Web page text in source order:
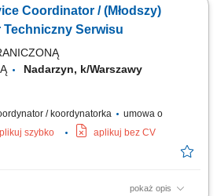
prac, organizacja przeglądów,
z podwykonawcami i dostawcami,
Coordinator / (Młodszy)
Serwisu
Nadarzyn, k/Warszawy
/ koordynatorka
umowa o
szybko aplikuj bez CV
pokaż opis